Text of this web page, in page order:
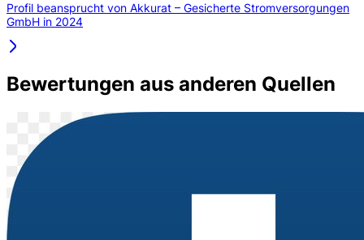
Profil beansprucht von Akkurat – Gesicherte Stromversorgungen
GmbH in 2024
Bewertungen aus anderen Quellen